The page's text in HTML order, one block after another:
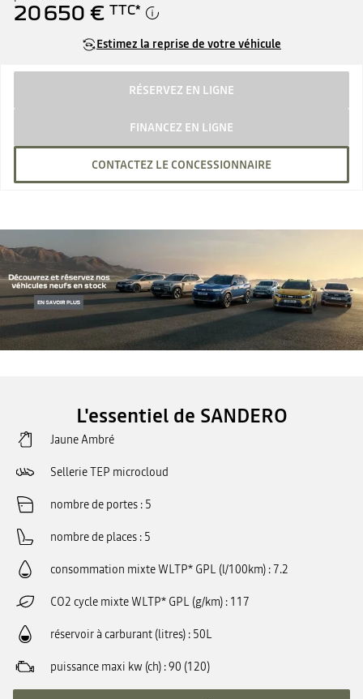
20 650 € TTC*
Estimez la reprise de votre véhicule
RÉSERVEZ EN LIGNE
FINANCEZ EN LIGNE
CONTACTEZ LE CONCESSIONNAIRE
L'essentiel de SANDERO
Jaune Ambré
Sellerie TEP microcloud
nombre de portes 5
nombre de places 5
consommation mixte WLTP* GPL (l/100km) 7.2
CO2 cycle mixte WLTP* GPL (g/km) 117
réservoir à carburant (litres) 50L
puissance maxi kw (ch) 90 (120)